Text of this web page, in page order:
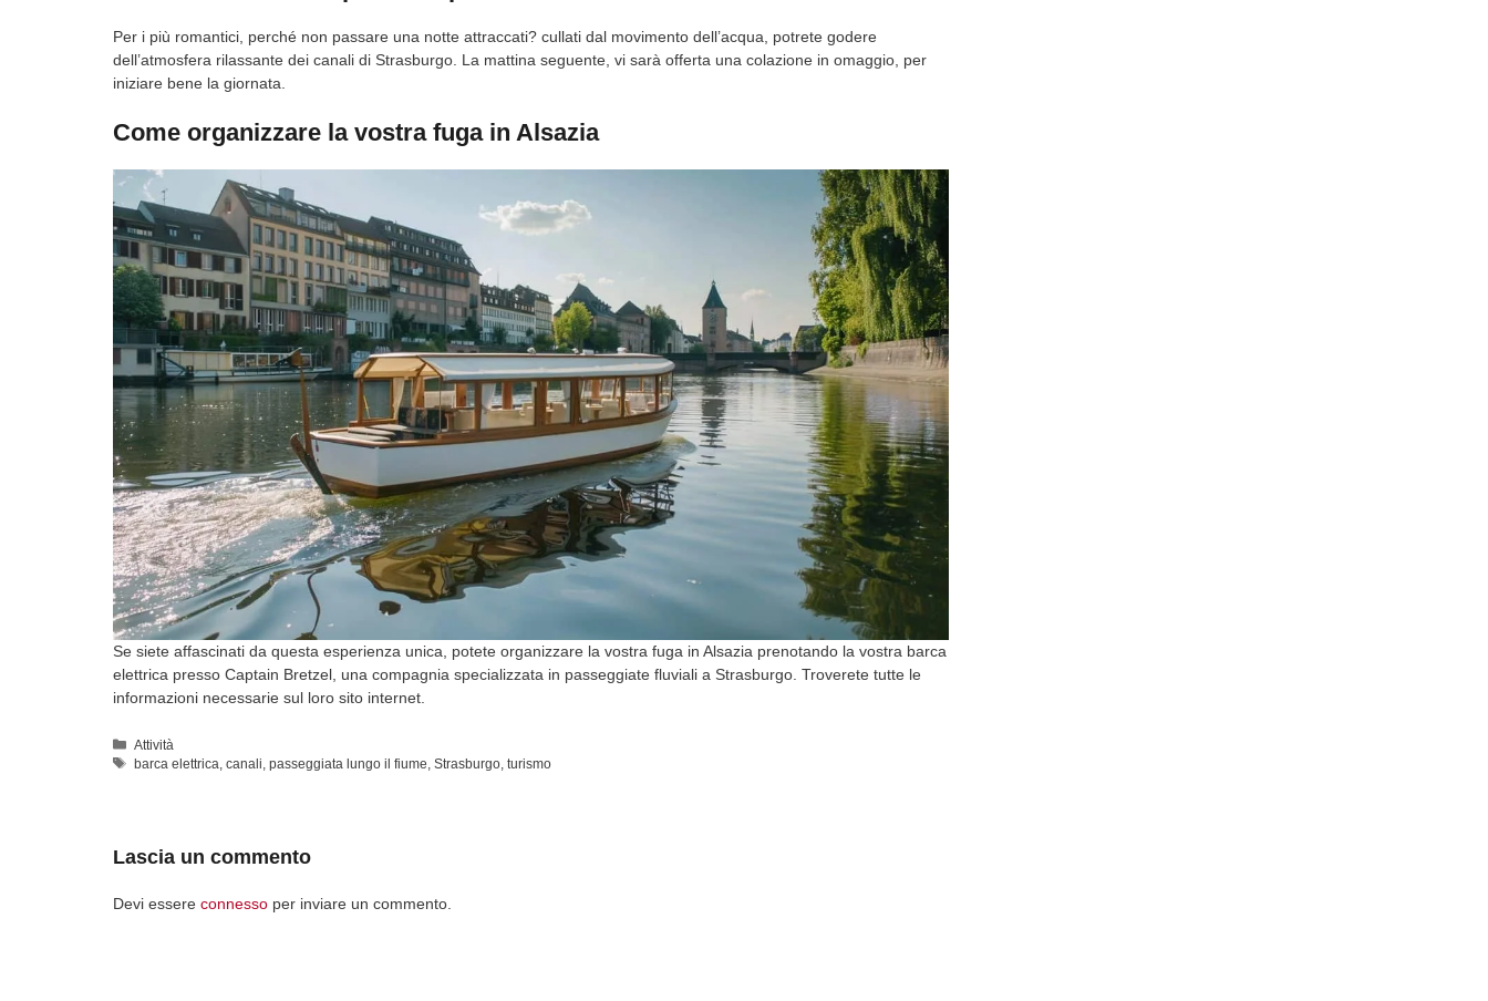
Per i più romantici, perché non passare una notte attraccati? cullati dal movimento dell’acqua, potrete godere
dell’atmosfera rilassante dei canali di Strasburgo. La mattina seguente, vi sarà offerta una colazione in omaggio, per
iniziare bene la giornata.
Come organizzare la vostra fuga in Alsazia
Se siete affascinati da questa esperienza unica, potete organizzare la vostra fuga in Alsazia prenotando la vostra barca
elettrica presso Captain Bretzel, una compagnia specializzata in passeggiate fluviali a Strasburgo. Troverete tutte le
informazioni necessarie sul loro sito internet.
Categorie
Attività
Tag
barca elettrica ,canali ,passeggiata lungo il fiume ,Strasburgo ,turismo
Lascia un commento
Devi essere connesso per inviare un commento.